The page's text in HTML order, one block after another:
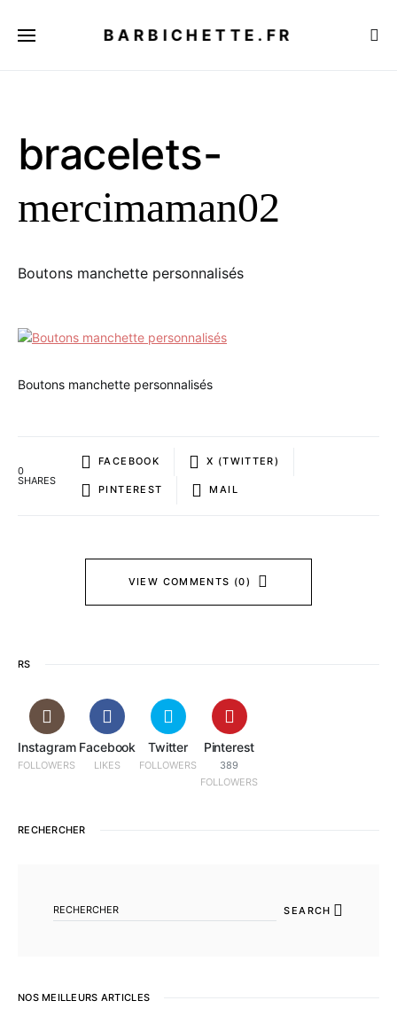
BARBICHETTE.FR
bracelets-
mercimaman02
Boutons manchette personnalisés
Boutons manchette personnalisés
0
SHARES
FACEBOOK X (TWITTER)
PINTEREST MAIL
VIEW COMMENTS (0)
RS
Instagram
FOLLOWERS
Facebook
LIKES
Twitter
FOLLOWERS
Pinterest
389
FOLLOWERS
RECHERCHER
SEARCH
NOS MEILLEURS ARTICLES